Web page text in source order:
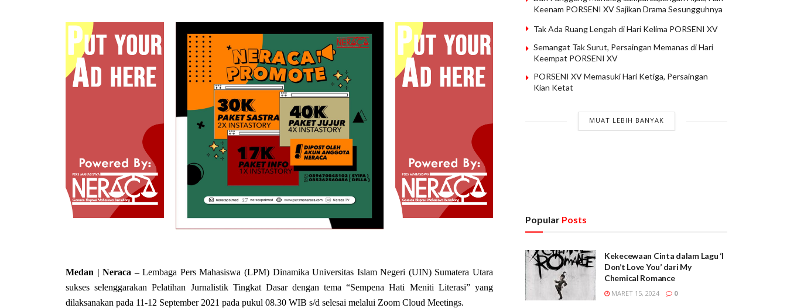
Medan | Neraca –Lembaga Pers Mahasiswa (LPM) Dinamika Universitas Islam Negeri (UIN) Sumatera Utara
sukses selenggarakan Pelatihan Jurnalistik Tingkat Dasar dengan tema “Sempena Hati Meniti Literasi” yang
dilaksanakan pada 11-12 September 2021 pada pukul 08.30 WIB s/d selesai melalui Zoom Cloud Meetings.
Keenam PORSENI XV Sajikan Drama Sesungguhnya
Tak Ada Ruang Lengah di Hari Kelima PORSENI XV
Semangat Tak Surut, Persaingan Memanas di Hari
Keempat PORSENI XV
PORSENI XV Memasuki Hari Ketiga, Persaingan
Kian Ketat
MUAT LEBIH BANYAK
Popular Posts
Kekecewaan Cinta dalam Lagu ‘I
Don’t Love You’ dari My
Chemical Romance
MARET 15, 2024 0